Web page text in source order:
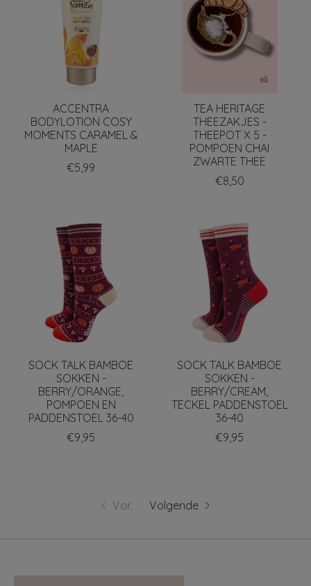
ACCENTRA
BODYLOTION COSY
MOMENTS CARAMEL &
MAPLE
€5,99
TEA HERITAGE
THEEZAKJES -
THEEPOT X 5 -
POMPOEN CHAI
ZWARTE THEE
€8,50
SOCK TALK BAMBOE
SOKKEN -
BERRY/ORANGE,
POMPOEN EN
PADDENSTOEL 36-40
€9,95
SOCK TALK BAMBOE
SOKKEN -
BERRY/CREAM,
TECKEL PADDENSTOEL
36-40
€9,95
Vor. Volgende